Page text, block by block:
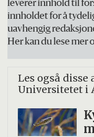
leverer innhold til
innholdet for å
uavhengig
Her kan du lese mer
Les også
Universitetet i